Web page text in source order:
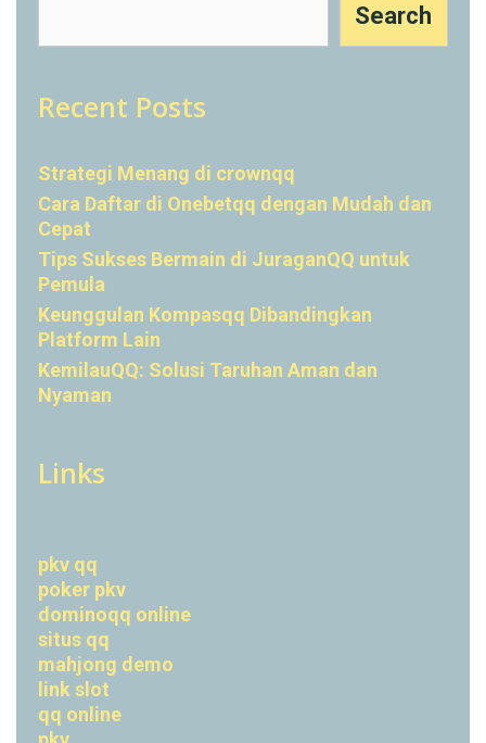
Search
Recent Posts
Strategi Menang di crownqq
Cara Daftar di Onebetqq dengan Mudah dan
Cepat
Tips Sukses Bermain di JuraganQQ untuk
Pemula
Keunggulan Kompasqq Dibandingkan
Platform Lain
KemilauQQ: Solusi Taruhan Aman dan
Nyaman
Links
pkv qq
poker pkv
dominoqq online
situs qq
mahjong demo
link slot
qq online